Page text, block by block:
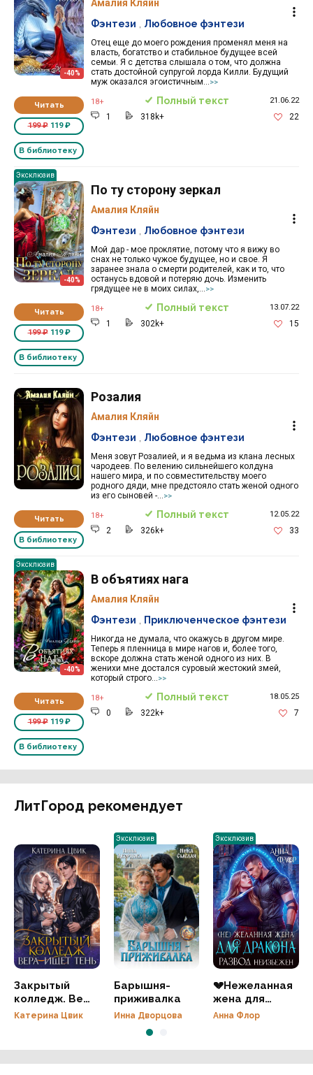
-40%
Читать
199 ₽119 ₽
В библиотеку
Амалия Кляйн
Отец еще до моего рождения променял меня на
власть, богатство и стабильное будущее всей
семьи. Я с детства слышала о том, что должна
стать достойной супругой лорда Килли. Будущий
муж оказался эгоистичным...
>>
Фэнтези Любовное фэнтези
18+ Полный текст 21.06.22
1 318k+ 22
Эксклюзив
-40%
Читать
199 ₽119 ₽
В библиотеку
По ту сторону зеркал
Амалия Кляйн
Мой дар - мое проклятие, потому что я вижу во
снах не только чужое будущее, но и свое. Я
заранее знала о смерти родителей, как и то, что
останусь вдовой и потеряю дочь. Изменить
грядущее не в моих силах,...
>>
Фэнтези Любовное фэнтези
18+ Полный текст 13.07.22
1 302k+ 15
Читать
В библиотеку
Розалия
Амалия Кляйн
Меня зовут Розалией, и я ведьма из клана лесных
чародеев. По велению сильнейшего колдуна
нашего мира, и по совместительству моего
родного дяди, мне предстояло стать женой одного
из его сыновей -...
>>
Фэнтези Любовное фэнтези
18+ Полный текст 12.05.22
2 326k+ 33
Эксклюзив
-40%
Читать
199 ₽119 ₽
В библиотеку
В объятиях нага
Амалия Кляйн
Никогда не думала, что окажусь в другом мире.
Теперь я пленница в мире нагов и, более того,
вскоре должна стать женой одного из них. В
женихи мне достался суровый жестокий змей,
который строго...
>>
Фэнтези Приключенческое фэнтези
18+ Полный текст 18.05.25
0 322k+ 7
ЛитГород рекомендует
Закрытый
колледж. Вера
ищет тень
Катерина Цвик
Эксклюзив
Барышня-
приживалка
Инна Дворцова
Эксклюзив
💔Нежеланная
жена для
дракона.
Анна Флор